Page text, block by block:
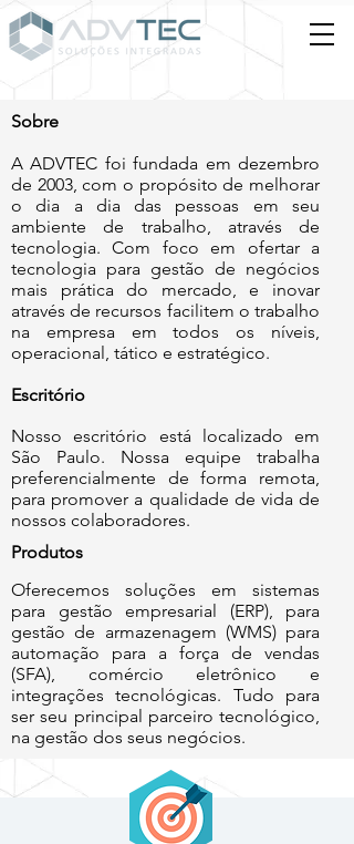
Sobre
A ADVTEC foi fundada em dezembro
de 2003, com o propósito de melhorar
o dia a dia das pessoas em seu
ambiente de trabalho, através de
tecnologia. Com foco em ofertar a
tecnologia para gestão de negócios
mais prática do mercado, e inovar
através de recursos facilitem o trabalho
na empresa em todos os níveis,
operacional, tático e estratégico.
Escritório
Nosso escritório está localizado em
São Paulo. Nossa equipe trabalha
preferencialmente de forma remota,
para promover a qualidade de vida de
nossos colaboradores.
Produtos
Oferecemos soluções em sistemas
para gestão empresarial (ERP), para
gestão de armazenagem (WMS) para
automação para a força de vendas
(SFA), comércio eletrônico e
integrações tecnológicas. Tudo para
ser seu principal parceiro tecnológico,
na gestão dos seus negócios.